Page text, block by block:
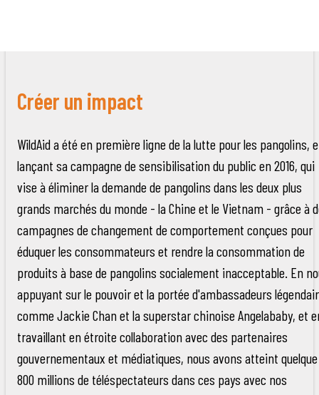
Créer un impact
WildAid a été en première ligne de la lutte pour les pangolins,
lançant sa campagne de sensibilisation du public en 2016, qui
vise à éliminer la demande de pangolins dans les deux plus
grands marchés du monde - la Chine et le Vietnam - grâce à
campagnes de changement de comportement conçues pour
éduquer les consommateurs et rendre la consommation de
produits à base de pangolins socialement inacceptable. En
appuyant sur le pouvoir et la portée d'ambassadeurs
comme Jackie Chan et la superstar chinoise Angelababy, et
travaillant en étroite collaboration avec des partenaires
gouvernementaux et médiatiques, nous avons atteint quelque
800 millions de téléspectateurs dans ces pays avec nos